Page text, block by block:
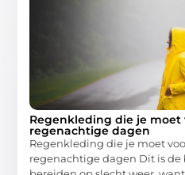
Regenkleding die je moet
regenachtige dagen
Regenkleding die je moet
regenachtige dagen Dit is de